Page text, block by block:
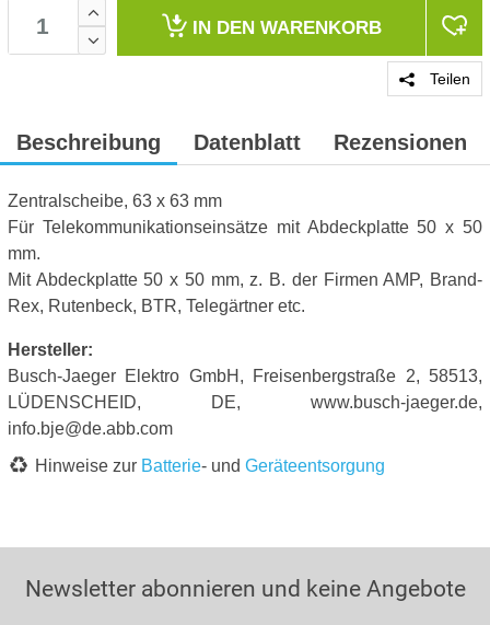
IN DEN WARENKORB
Teilen
Beschreibung Datenblatt Rezensionen
Zentralscheibe, 63 x 63 mm
Für Telekommunikationseinsätze mit Abdeckplatte 50 x 50
mm.
Mit Abdeckplatte 50 x 50 mm, z. B. der Firmen AMP, Brand-
Rex, Rutenbeck, BTR, Telegärtner etc.
Hersteller:
Busch-Jaeger Elektro GmbH, Freisenbergstraße 2, 58513,
LÜDENSCHEID, DE, www.busch-jaeger.de,
info.bje@de.abb.com
Hinweise zur Batterie- und Geräteentsorgung
Newsletter abonnieren und keine Angebote